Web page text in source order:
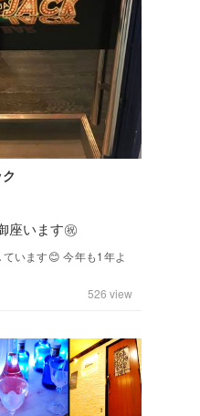
座います㊗️
います😊 今年も1年よ
526 view